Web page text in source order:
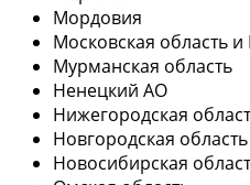
Мордовия
Московская область
Мурманская область
Ненецкий АО
Нижегородская
Новгородская область
Новосибирская